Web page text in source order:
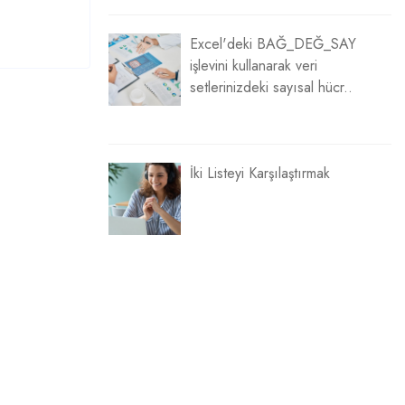
Excel'deki BAĞ_DEĞ_SAY
işlevini kullanarak veri
setlerinizdeki sayısal hücr..
İki Listeyi Karşılaştırmak